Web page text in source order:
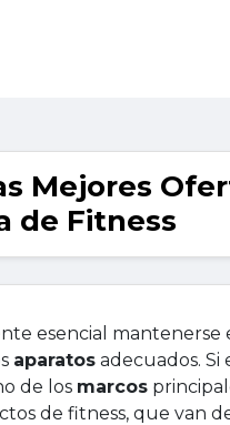
Mejores
de Fitness
esencial
aparatos adecuados. Si
de los marcos
de fitness, que van